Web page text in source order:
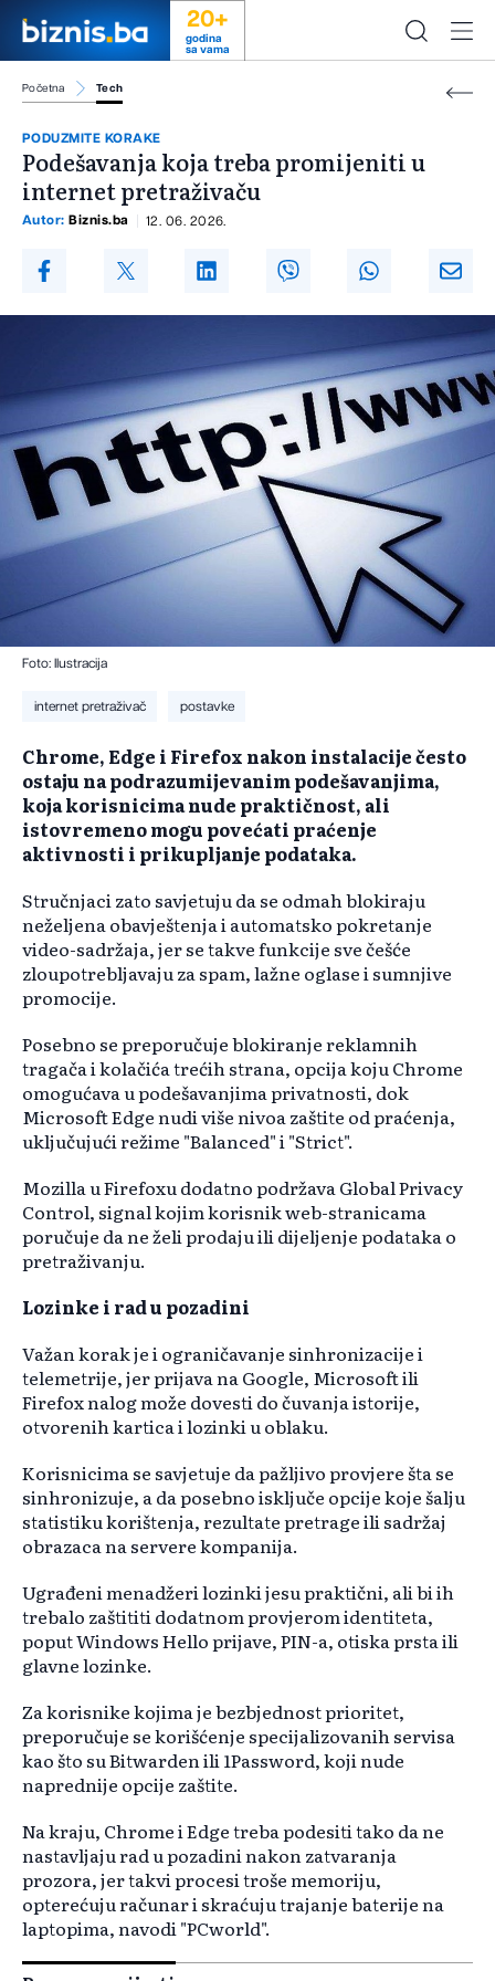
20+
godina
sa vama
Početna Tech
PODUZMITE KORAKE
Podešavanja koja treba promijeniti u
internet pretraživaču
Autor: Biznis.ba 12. 06. 2026.
Foto: Ilustracija
internet pretraživač postavke
Chrome, Edge i Firefox nakon instalacije često
ostaju na podrazumijevanim podešavanjima,
koja korisnicima nude praktičnost, ali
istovremeno mogu povećati praćenje
aktivnosti i prikupljanje podataka.
Stručnjaci zato savjetuju da se odmah blokiraju
neželjena obavještenja i automatsko pokretanje
video-sadržaja, jer se takve funkcije sve češće
zloupotrebljavaju za spam, lažne oglase i sumnjive
promocije.
Posebno se preporučuje blokiranje reklamnih
tragača i kolačića trećih strana, opcija koju Chrome
omogućava u podešavanjima privatnosti, dok
Microsoft Edge nudi više nivoa zaštite od praćenja,
uključujući režime "Balanced" i "Strict".
Mozilla u Firefoxu dodatno podržava Global Privacy
Control, signal kojim korisnik web-stranicama
poručuje da ne želi prodaju ili dijeljenje podataka o
pretraživanju.
Lozinke i rad u pozadini
Važan korak je i ograničavanje sinhronizacije i
telemetrije, jer prijava na Google, Microsoft ili
Firefox nalog može dovesti do čuvanja istorije,
otvorenih kartica i lozinki u oblaku.
Korisnicima se savjetuje da pažljivo provjere šta se
sinhronizuje, a da posebno isključe opcije koje šalju
statistiku korištenja, rezultate pretrage ili sadržaj
obrazaca na servere kompanija.
Ugrađeni menadžeri lozinki jesu praktični, ali bi ih
trebalo zaštititi dodatnom provjerom identiteta,
poput Windows Hello prijave, PIN-a, otiska prsta ili
glavne lozinke.
Za korisnike kojima je bezbjednost prioritet,
preporučuje se korišćenje specijalizovanih servisa
kao što su Bitwarden ili 1Password, koji nude
naprednije opcije zaštite.
Na kraju, Chrome i Edge treba podesiti tako da ne
nastavljaju rad u pozadini nakon zatvaranja
prozora, jer takvi procesi troše memoriju,
opterećuju računar i skraćuju trajanje baterije na
laptopima, navodi "PCworld".